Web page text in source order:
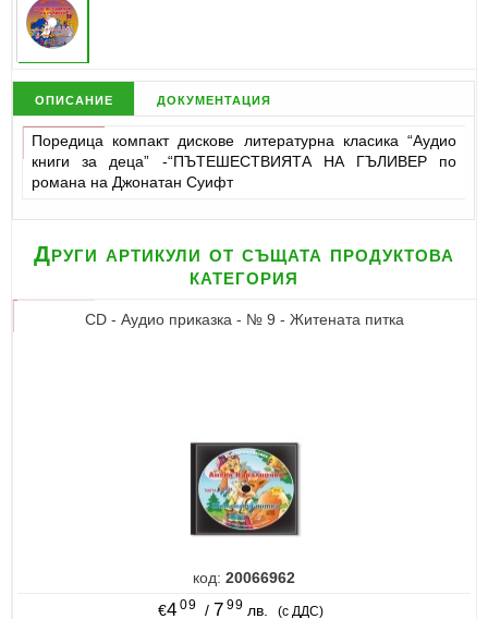
описание документация
Поредица компакт дискове литературна класика “Аудио
книги за деца” -“ПЪТЕШЕСТВИЯТА НА ГЪЛИВЕР по
романа на Джонатан Суифт
Други артикули от същата продуктова
категория
CD - Аудио приказка - № 9 - Житената питка
код: 20066962
€4 09 / 7 99 лв. (с ДДС)